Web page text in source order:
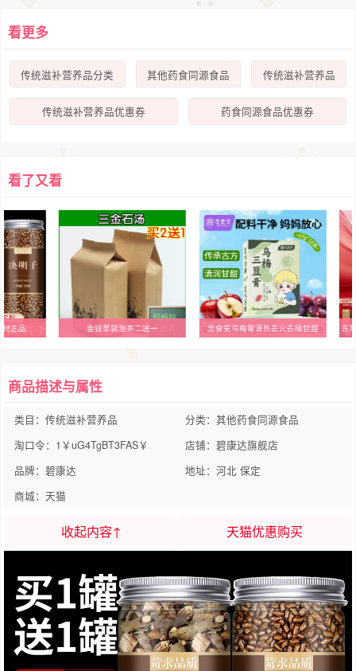
看更多
传统滋补营养品分类 其他药食同源食品 传统滋补营养品
传统滋补营养品优惠券 药食同源食品优惠券
看了又看
正品 金钱草袋泡茶二送一 念食安乌梅膏清热去火去噪甘甜
商品描述与属性
类目：传统滋补营养品
分类：其他药食同源食品
淘口令：1￥uG4TgBT3FAS￥
店铺：碧康达旗舰店
品牌：碧康达
地址：河北 保定
商城：天猫
收起内容↑ 天猫优惠购买